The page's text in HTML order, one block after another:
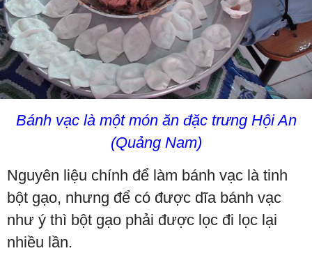
Bánh vạc là một món ăn đặc trưng Hội An
(Quảng Nam)
Nguyên liệu chính để làm bánh vạc là tinh
bột gạo, nhưng để có được dĩa bánh vạc
như ý thì bột gạo phải được lọc đi lọc lại
nhiều lần.